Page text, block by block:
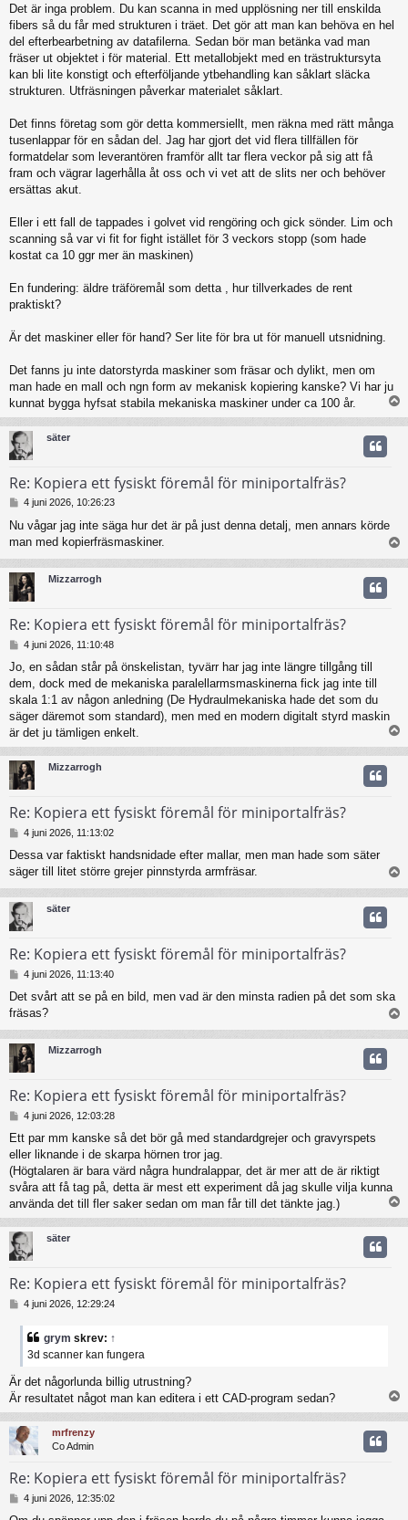
l
ä
g
g
Det är inga problem. Du kan scanna in med upplösning ner till enskilda
fibers så du får med strukturen i träet. Det gör att man kan behöva en hel
del efterbearbetning av datafilerna. Sedan bör man betänka vad man
fräser ut objektet i för material. Ett metallobjekt med en trästruktursyta
kan bli lite konstigt och efterföljande ytbehandling kan såklart släcka
strukturen. Utfräsningen påverkar materialet såklart.
Det finns företag som gör detta kommersiellt, men räkna med rätt många
tusenlappar för en sådan del. Jag har gjort det vid flera tillfällen för
formatdelar som leverantören framför allt tar flera veckor på sig att få
fram och vägrar lagerhålla åt oss och vi vet att de slits ner och behöver
ersättas akut.
Eller i ett fall de tappades i golvet vid rengöring och gick sönder. Lim och
scanning så var vi fit for fight istället för 3 veckors stopp (som hade
kostat ca 10 ggr mer än maskinen)
En fundering: äldre träföremål som detta , hur tillverkades de rent
praktiskt?
Är det maskiner eller för hand? Ser lite för bra ut för manuell utsnidning.
Det fanns ju inte datorstyrda maskiner som fräsar och dylikt, men om
man hade en mall och ngn form av mekanisk kopiering kanske? Vi har ju
kunnat bygga hyfsat stabila mekaniska maskiner under ca 100 år.
p
p
säter
Re: Kopiera ett fysiskt föremål för miniportalfräs?
l
ä
g
g
4 juni 2026, 10:26:23
Nu vågar jag inte säga hur det är på just denna detalj, men annars körde
man med kopierfräsmaskiner.
p
p
Mizzarrogh
Re: Kopiera ett fysiskt föremål för miniportalfräs?
l
ä
g
g
4 juni 2026, 11:10:48
Jo, en sådan står på önskelistan, tyvärr har jag inte längre tillgång till
dem, dock med de mekaniska paralellarmsmaskinerna fick jag inte till
skala 1:1 av någon anledning (De Hydraulmekaniska hade det som du
säger däremot som standard), men med en modern digitalt styrd maskin
är det ju tämligen enkelt.
p
p
Mizzarrogh
Re: Kopiera ett fysiskt föremål för miniportalfräs?
l
ä
g
g
4 juni 2026, 11:13:02
Dessa var faktiskt handsnidade efter mallar, men man hade som säter
säger till litet större grejer pinnstyrda armfräsar.
p
p
säter
Re: Kopiera ett fysiskt föremål för miniportalfräs?
l
ä
g
g
4 juni 2026, 11:13:40
Det svårt att se på en bild, men vad är den minsta radien på det som ska
fräsas?
p
p
Mizzarrogh
Re: Kopiera ett fysiskt föremål för miniportalfräs?
l
ä
g
g
4 juni 2026, 12:03:28
Ett par mm kanske så det bör gå med standardgrejer och gravyrspets
eller liknande i de skarpa hörnen tror jag.
(Högtalaren är bara värd några hundralappar, det är mer att de är riktigt
svåra att få tag på, detta är mest ett experiment då jag skulle vilja kunna
använda det till fler saker sedan om man får till det tänkte jag.)
p
p
säter
Re: Kopiera ett fysiskt föremål för miniportalfräs?
4 juni 2026, 12:29:24
grym skrev: ↑
3d scanner kan fungera
Är det någorlunda billig utrustning?
Är resultatet något man kan editera i ett CAD-program sedan?
p
p
mrfrenzy
Co Admin
Re: Kopiera ett fysiskt föremål för miniportalfräs?
4 juni 2026, 12:35:02